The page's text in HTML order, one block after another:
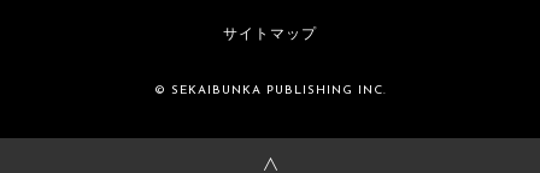
サイトマップ
© SEKAIBUNKA PUBLISHING INC.